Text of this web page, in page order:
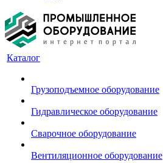
Каталог
Грузоподъемное оборудование
Гидравлическое оборудование
Сварочное оборудование
Вентиляционное оборудование